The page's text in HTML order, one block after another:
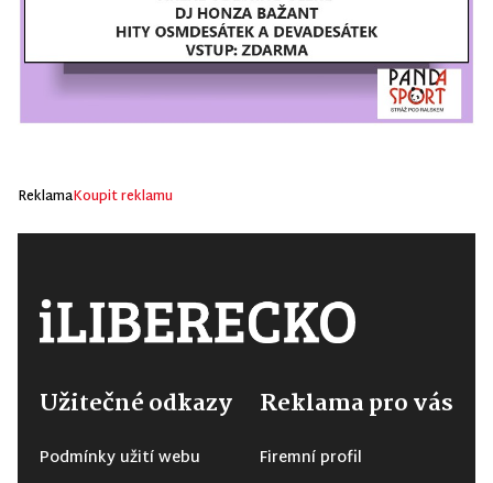
ReklamaKoupit reklamu
Užitečné odkazy
Podmínky užití webu
Reklama pro vás
Firemní profil